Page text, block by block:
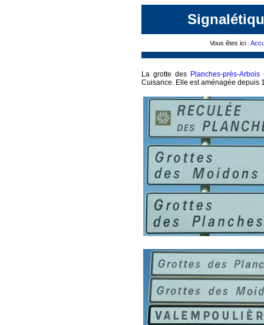
Vous êtes ici :
La grotte des Planches-près-Arbois
Cuisance. Elle est aménagée depuis